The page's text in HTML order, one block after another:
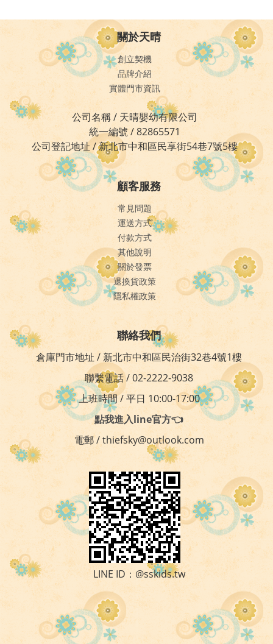
關於天晴
創立契機
品牌介紹
實體門市資訊
公司名稱 / 天晴嬰幼有限公司
統一編號 / 82865571
公司登記地址 / 新北市中和區民享街54巷7號5樓
顧客服務
常見問題
運送方式
付款方式
其他說明
關於發票
退換貨政策
隱私權政策
聯絡我們
倉庫門市地址 / 新北市中和區民治街32巷4號1樓
聯繫電話 / 02-2222-9038
上班時間 / 平日 10:00-17:00
點我進入line官方👈
電郵 / thiefsky@outlook.com
LINE ID：@sskids.tw